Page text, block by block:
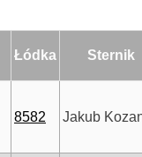
Łódka Sternik
8582 Jakub